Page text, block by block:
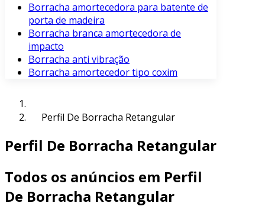
Borracha amortecedora para batente de
porta de madeira
Borracha branca amortecedora de
impacto
Borracha anti vibração
Borracha amortecedor tipo coxim
Perfil De Borracha Retangular
Perfil De Borracha Retangular
Todos os anúncios em Perfil
De Borracha Retangular